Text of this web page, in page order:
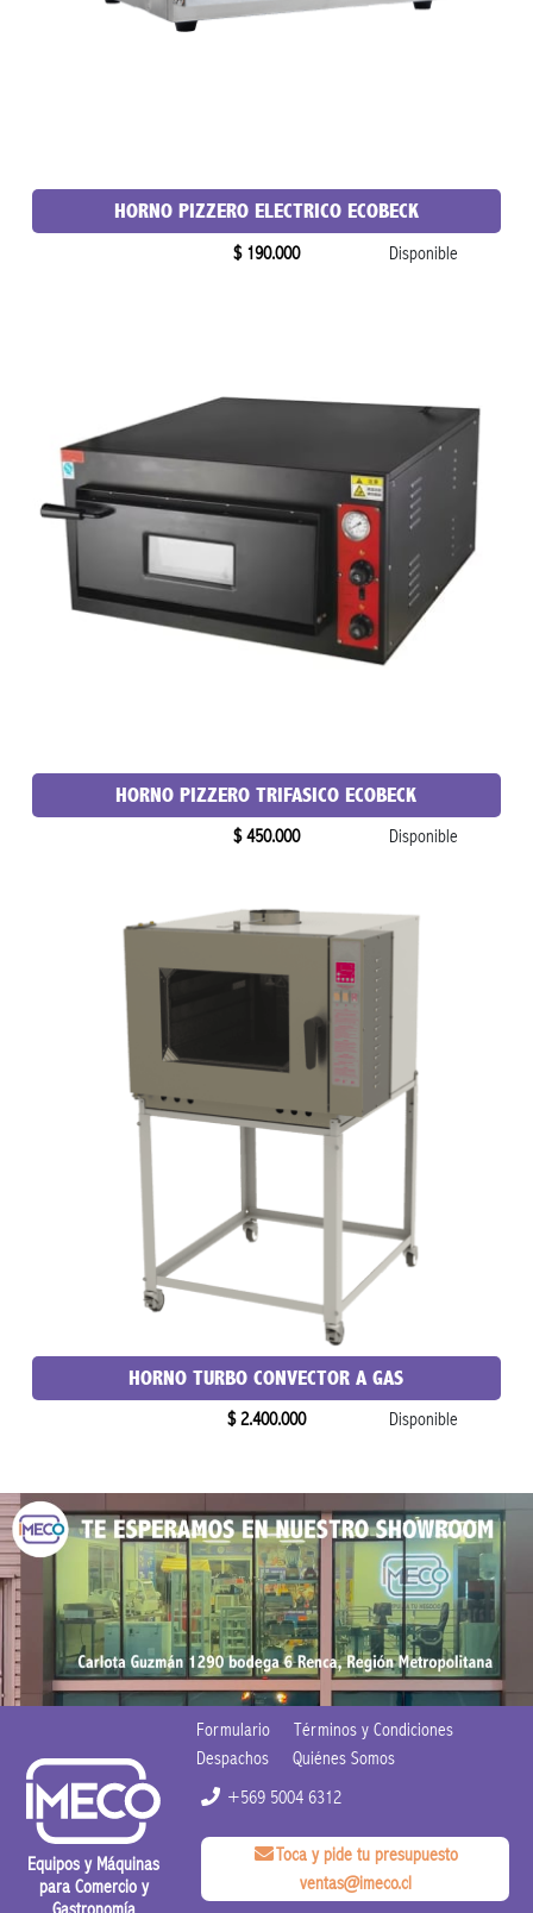
HORNO PIZZERO ELECTRICO ECOBECK
$ 190.000 Disponible
HORNO PIZZERO TRIFASICO ECOBECK
$ 450.000 Disponible
HORNO TURBO CONVECTOR A GAS
$ 2.400.000 Disponible
Equipos y Máquinas
para Comercio y
Formulario
Términos y Condiciones
Despachos
Quiénes Somos
+569 5004 6312
Toca y pide tu presupuesto
ventas@imeco.cl